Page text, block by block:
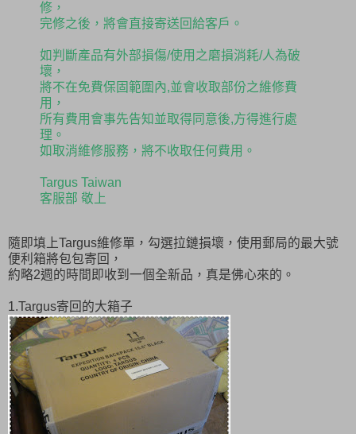
修，
完修之後，將會直接寄送回給客戶。
如判斷產品有外部損傷/使用之磨損消耗/人為破
壞，
將不在免費保固範圍內,並會收取部份之維修費
用，
所有費用會事先告知並取得同意後,方得進行處
理。
如取消維修服務，將不收取任何費用。
Targus Taiwan
客服部 敬上
隨即填上Targus維修單，勾選拉鏈損壞，使用郵局的最大號
便利箱將包包寄回，
約略2週的時間即收到一個全新品，真是佛心來的。
1.Targus寄回的大箱子